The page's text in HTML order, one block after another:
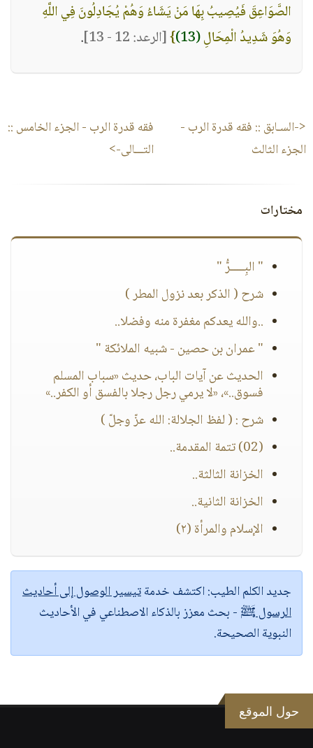
الصَّوَاعِقَ فَيُصِيبُ بِهَا مَنْ يَشَاءُ وَهُمْ يُجَادِلُونَ فِي اللَّهِ
وَهُوَ شَدِيدُ الْمِحَالِ(13)
}[الرعد: 12 - 13] .
<-السـابق :: فقه قدرة الرب -
الجزء الثالث
فقه قدرة الرب - الجزء الخامس ::
التـــالى->
مختارات
" البِـــــرُّ "
شرح ( الذكر بعد نزول المطر )
..والله يعدكم مغفرة منه وفضلا..
" عمران بن حصين - شبيه الملائكة "
الحديث عن آيات الباب، حديث «سباب المسلم
فسوق..»، «لا يرمي رجل رجلا بالفسق أو الكفر..»
شرح : ( لفظ الجلالة: الله عزّ وجلّ )
(02) تتمة المقدمة..
الخزانة الثالثة..
الخزانة الثانية..
الإسلام والمرأة (٢)
جديد الكلم الطيب:اكتشف خدمةتيسير الوصول إلى أحاديث
الرسول ﷺ - بحث معزز بالذكاء الاصطناعي في الأحاديث
النبوية الصحيحة.
حول الموقع